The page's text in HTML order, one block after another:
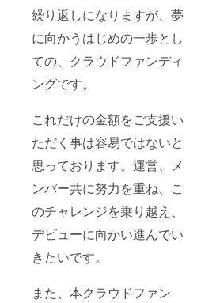
繰り返しになりますが、夢
に向かうはじめの一歩とし
ての、クラウドファンディ
ングです。
これだけの金額をご支援い
ただく事は容易ではないと
思っております。運営、メ
ンバー共に努力を重ね、こ
のチャレンジを乗り越え、
デビューに向かい進んでい
きたいです。
また、本クラウドファン